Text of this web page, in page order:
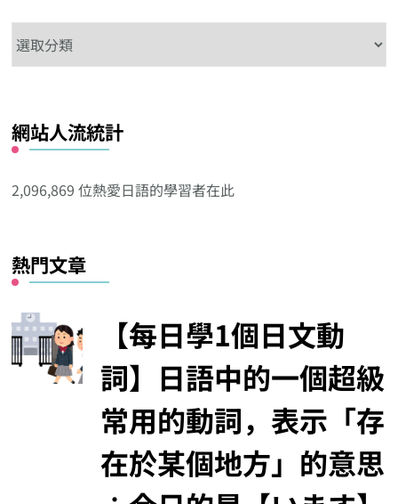
這
其
他
類
網站人流統計
2,096,869 位熱愛日語的學習者在此
熱門文章
【每日學1個日文動
詞】日語中的一個超級
常用的動詞，表示「存
在於某個地方」的意思